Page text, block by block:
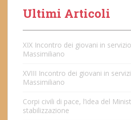
Ultimi Articoli
XIX Incontro dei giovani in
Massimiliano
XVIII Incontro dei giovani in
Massimiliano
Corpi civili di pace, l’idea del
stabilizzazione